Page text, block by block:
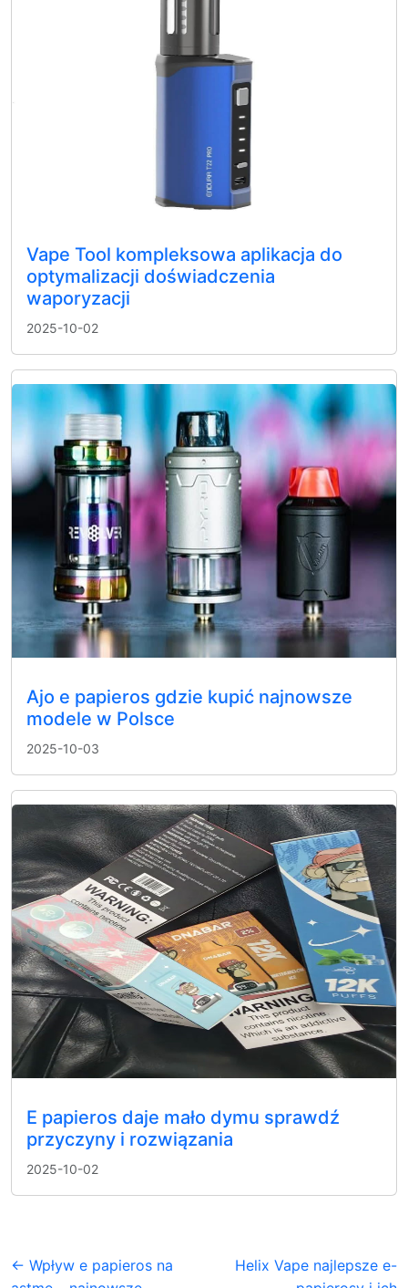
Vape Tool kompleksowa aplikacja do
optymalizacji doświadczenia
waporyzacji
2025-10-02
Ajo e papieros gdzie kupić najnowsze
modele w Polsce
2025-10-03
E papieros daje mało dymu sprawdź
przyczyny i rozwiązania
2025-10-02
← Wpływ e papieros na
Helix Vape najlepsze e-